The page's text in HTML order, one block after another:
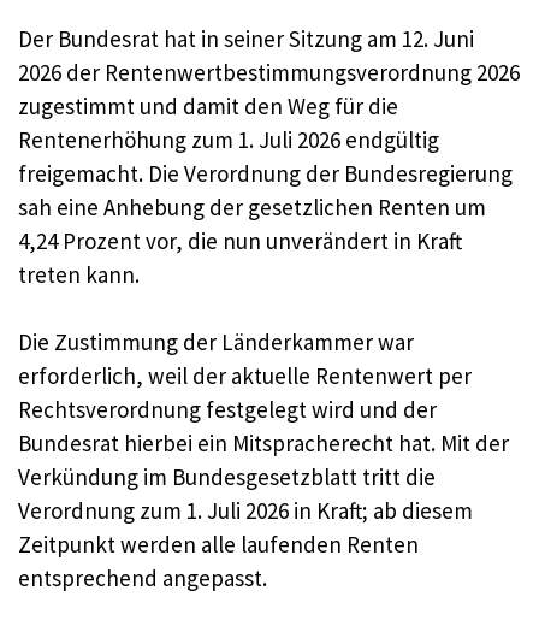
Der Bundesrat hat in seiner Sitzung am 12. Juni
2026 der Rentenwertbestimmungsverordnung 2026
zugestimmt und damit den Weg für die
Rentenerhöhung zum 1. Juli 2026 endgültig
freigemacht. Die Verordnung der Bundesregierung
sah eine Anhebung der gesetzlichen Renten um
4,24 Prozent vor, die nun unverändert in Kraft
treten kann.
Die Zustimmung der Länderkammer war
erforderlich, weil der aktuelle Rentenwert per
Rechtsverordnung festgelegt wird und der
Bundesrat hierbei ein Mitspracherecht hat. Mit der
Verkündung im Bundesgesetzblatt tritt die
Verordnung zum 1. Juli 2026 in Kraft; ab diesem
Zeitpunkt werden alle laufenden Renten
entsprechend angepasst.